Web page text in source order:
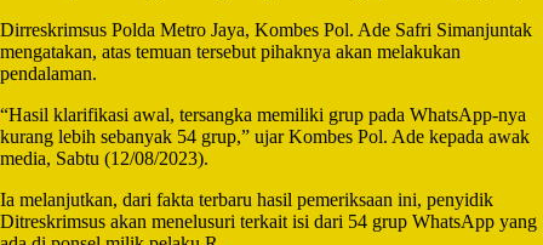
Dirreskrimsus Polda Metro Jaya, Kombes Pol. Ade Safri Simanjuntak
mengatakan, atas temuan tersebut pihaknya akan melakukan
pendalaman.
“Hasil klarifikasi awal, tersangka memiliki grup pada WhatsApp-nya
kurang lebih sebanyak 54 grup,” ujar Kombes Pol. Ade kepada awak
media, Sabtu (12/08/2023).
Ia melanjutkan, dari fakta terbaru hasil pemeriksaan ini, penyidik
Ditreskrimsus akan menelusuri terkait isi dari 54 grup WhatsApp yang